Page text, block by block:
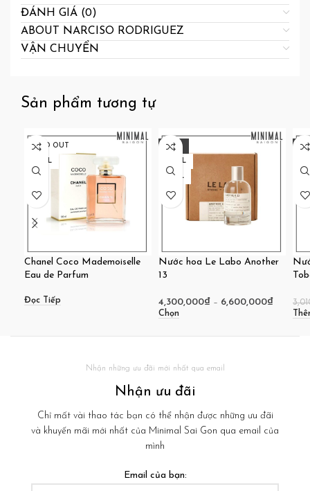
ĐÁNH GIÁ (0)
ABOUT NARCISO RODRIGUEZ
VẬN CHUYỂN
Sản phẩm tương tự
SOLD OUT
100ML
Chanel Coco Mademoiselle
Eau de Parfum
Đọc Tiếp
-23%
100ML
50ML
Nước hoa Le Labo Another
13
4,300,000₫ – 6,600,000₫
Chọn
-
Nhận những ưu đãi mới nhất qua email
Nhận ưu đãi
Chỉ mất vài thao tác bạn có thể nhận được những ưu đãi
và khuyến mãi mới nhất của Minimal Sai Gon qua email của
mình
Email của bạn: